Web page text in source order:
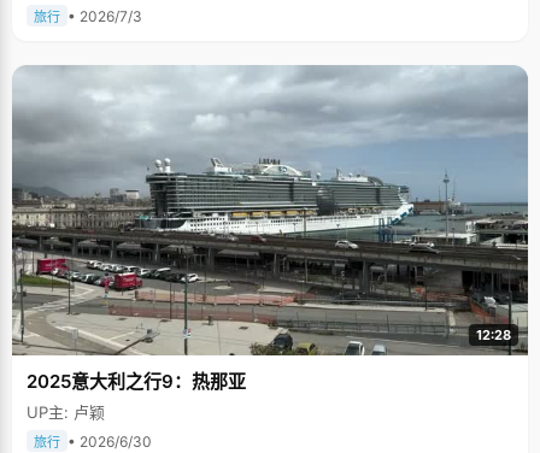
旅行 • 2026/7/3
12:28
2025意大利之行9：热那亚
UP主: 卢颖
旅行 • 2026/6/30